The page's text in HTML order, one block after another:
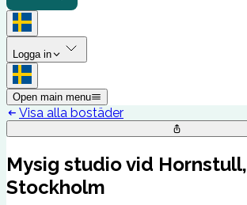
Logga in
Open main menu
Visa alla bostäder
Mysig studio vid Hornstull,
Stockholm